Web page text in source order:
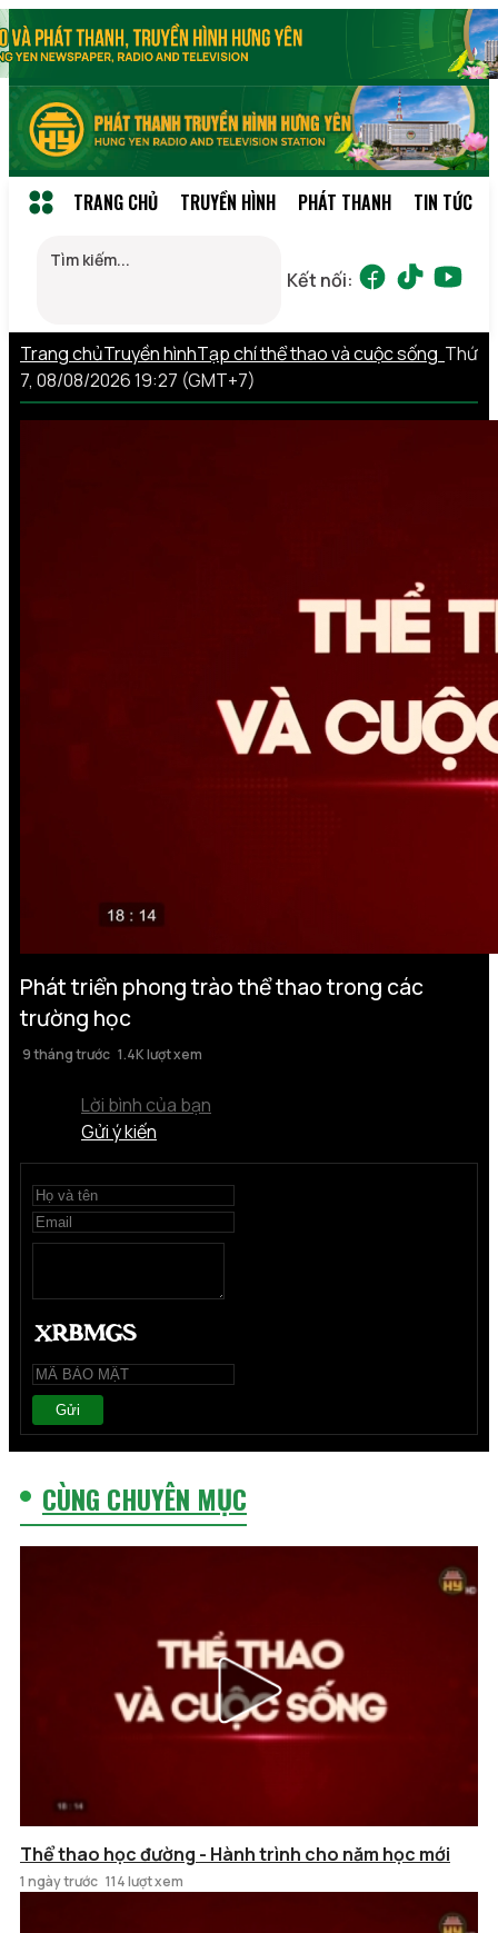
TRANG CHỦ TRUYỀN HÌNH PHÁT THANH TIN TỨC
Kết nối:
Trang chủTruyền hìnhTạp chí thể thao và cuộc sống Thứ
7, 08/08/2026 19:27 (GMT+7)
Phát triển phong trào thể thao trong các
trường học
9 tháng trước 1.4K lượt xem
Lời bình của bạn
Gửi ý kiến
Gửi
CÙNG CHUYÊN MỤC
Thể thao học đường - Hành trình cho năm học mới
1 ngày trước 114 lượt xem